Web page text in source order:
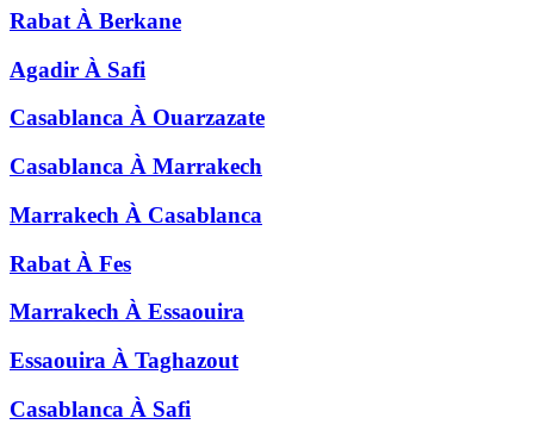
Rabat À Berkane
Agadir À Safi
Casablanca À Ouarzazate
Casablanca À Marrakech
Marrakech À Casablanca
Rabat À Fes
Marrakech À Essaouira
Essaouira À Taghazout
Casablanca À Safi